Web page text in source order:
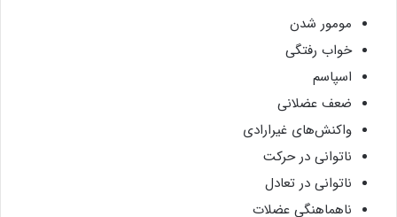
مومور شدن
خواب رفتگی
اسپاسم
ضعف عضلانی
واکنش‌های غیرارادی
ناتوانی در حرکت
ناتوانی در تعادل
ناهماهنگی عضلات